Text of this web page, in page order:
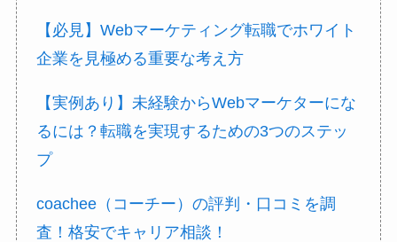
【必見】Webマーケティング転職でホワイト
企業を見極める重要な考え方
【実例あり】未経験からWebマーケターにな
るには？転職を実現するための3つのステッ
プ
coachee（コーチー）の評判・口コミを調
査！格安でキャリア相談！